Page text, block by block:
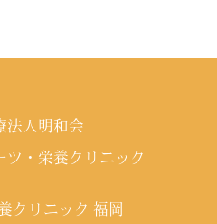
法人明和会
・栄養クリニック
クリニック 福岡